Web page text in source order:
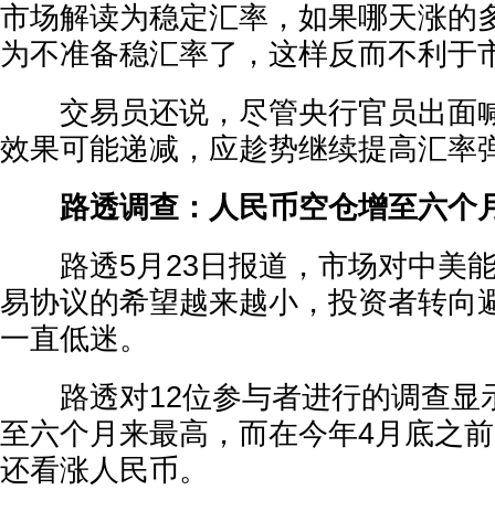
市场解读为稳定汇率，如果哪天涨的
为不准备稳汇率了，这样反而不利于
交易员还说，尽管央行官员出面
效果可能递减，应趁势继续提高汇率
路透调查：人民币空仓增至六个
路透5月23日报道，市场对中美能
易协议的希望越来越小，投资者转向
一直低迷。
路透对12位参与者进行的调查显
至六个月来最高，而在今年4月底之
还看涨人民币。